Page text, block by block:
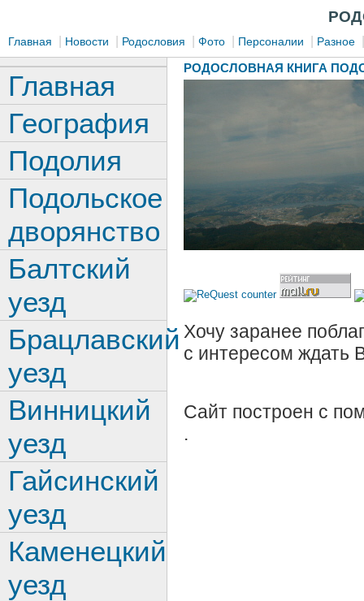
Главная Новости Родословия Фото Персоналии Разное
РОДОСЛОВНАЯ КНИГА
Хочу заранее
с интересом ждать
Сайт построен с
.
Главная
География
Подолия
Подольское
дворянство
Балтский
уезд
Брацлавский
уезд
Винницкий
уезд
Гайсинский
уезд
Каменецкий
уезд